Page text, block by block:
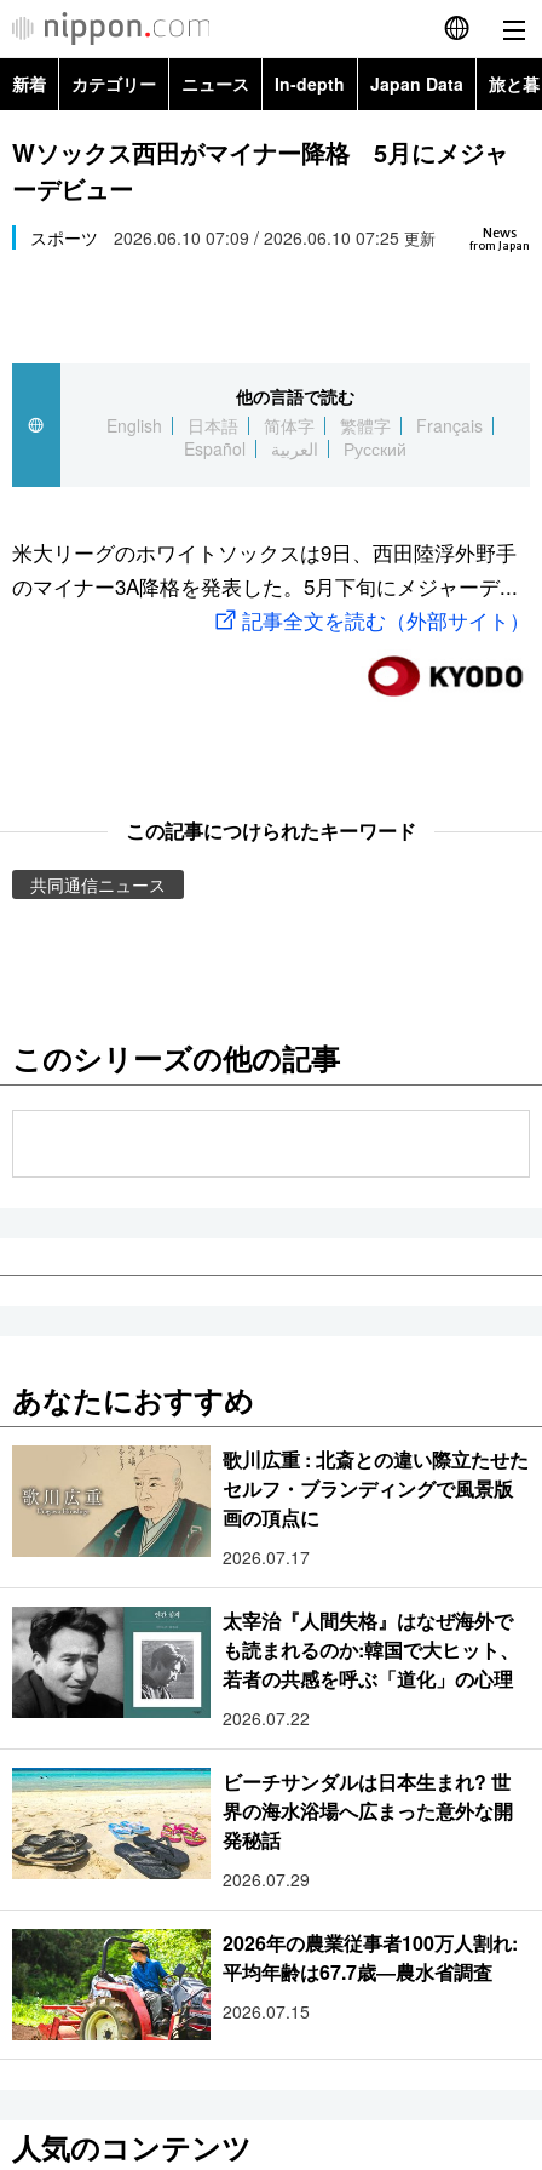
English
简体字
Русский
カテゴリー
経済・ビジネス
国際
文化
トップ
アーカイブ
In-depth
Japan Data
動画/Live
お知らせ
新着 カテゴリー ニュース In-depth Japan Data 旅と
政治・外交
経済・ビジネス
スポーツ・東京2020
Topics
Wソックス西田がマイナー降格 5月にメジャ
ーデビュー
News
from Japan
スポーツ 2026.06.10 07:09 / 2026.06.10 07:25 更新
他の言語で読む
English
日本語 简体字 繁體字
Français
Español
العربية Русский
米大リーグのホワイトソックスは9日、西田陸浮外野手
のマイナー3A降格を発表した。5月下旬にメジャーデ...
記事全文を読む（外部サイト）
この記事につけられたキーワード
共同通信ニュース
このシリーズの他の記事
あなたにおすすめ
歌川広重 : 北斎との違い際立たせた
セルフ・ブランディングで風景版
画の頂点に
2026.07.17
太宰治『人間失格』はなぜ海外で
も読まれるのか:韓国で大ヒット、
若者の共感を呼ぶ「道化」の心理
2026.07.22
ビーチサンダルは日本生まれ? 世
界の海水浴場へ広まった意外な開
発秘話
2026.07.29
2026年の農業従事者100万人割れ:
平均年齢は67.7歳―農水省調査
2026.07.15
人気のコンテンツ